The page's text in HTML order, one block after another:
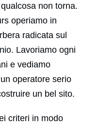
non torna.
operiamo in
radicata sul
Lavoriamo ogni
e vediamo
operatore serio
un bel sito.
criteri in modo